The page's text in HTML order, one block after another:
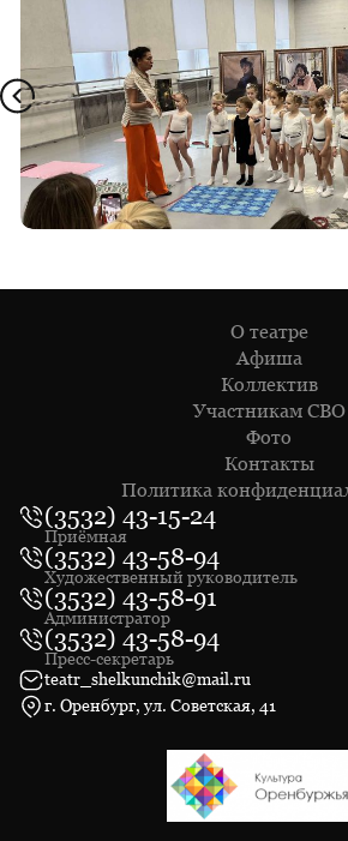
О театре
Афиша
Коллектив
Участникам СВО
Фото
Контакты
Политика
(3532) 43-15-24
Приёмная
(3532) 43-58-94
Художественный руководитель
(3532) 43-58-91
Администратор
(3532) 43-58-94
Пресс-секретарь
teatr_shelkunchik@mail.ru
г. Оренбург, ул. Советская, 41